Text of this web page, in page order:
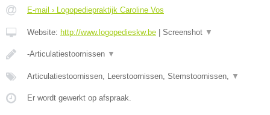
E-mail › Logopediepraktijk Caroline Vos
Website: http://www.logopedieskw.be Screenshot ▼
-Articulatiestoornissen ▼
Articulatiestoornissen, Leerstoornissen, Stemstoornissen, ▼
Er wordt gewerkt op afspraak.